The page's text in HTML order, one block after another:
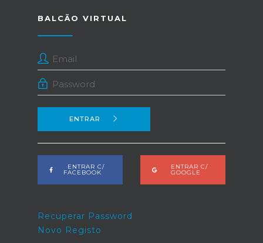
BALCÃO VIRTUAL
ENTRAR
ENTRAR C/
FACEBOOK
ENTRAR C/
GOOGLE
Recuperar Password
Novo Registo